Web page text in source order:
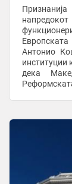
Антонио
институции
дека